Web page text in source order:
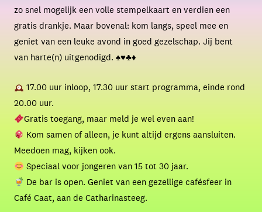
zo snel mogelijk een volle stempelkaart en verdien een
gratis drankje. Maar bovenal: kom langs, speel mee en
geniet van een leuke avond in goed gezelschap. Jij bent
van harte(n) uitgenodigd. ♠️♥️♣️♦️
17.00 uur inloop, 17.30 uur start programma, einde rond
20.00 uur.
Gratistoegang, maar meld je wel even aan!
Kom samen of alleen, je kunt altijd ergens aansluiten.
Meedoen mag, kijken ook.
Speciaal voor jongeren van 15 tot 30 jaar.
De bar is open. Geniet van een gezellige cafésfeer in
Café Caat, aan de Catharinasteeg.